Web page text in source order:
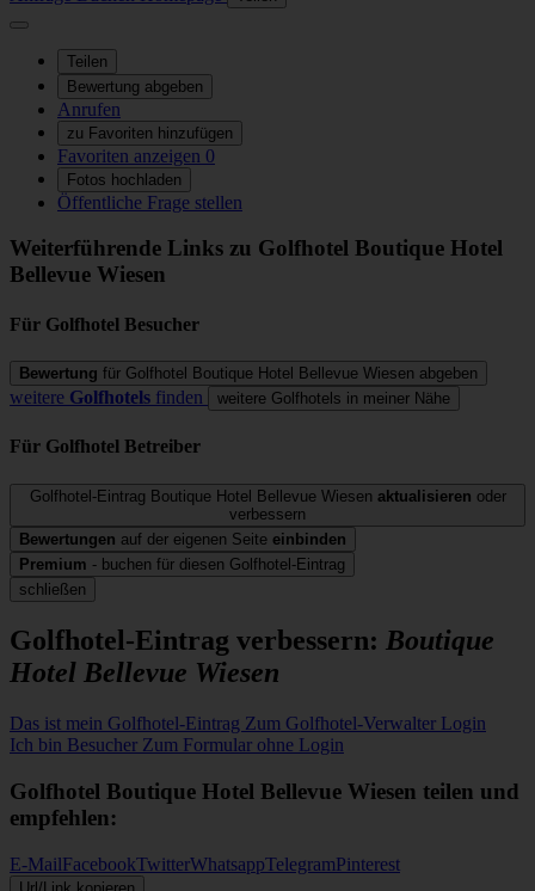
Teilen
Bewertung abgeben
Anrufen
zu Favoriten hinzufügen
Favoriten anzeigen 0
Fotos hochladen
Öffentliche Frage stellen
Weiterführende Links zu Golfhotel Boutique Hotel
Bellevue Wiesen
Für Golfhotel Besucher
Bewertung für Golfhotel Boutique Hotel Bellevue Wiesen abgeben
weitere Golfhotels finden weitere Golfhotels in meiner Nähe
Für Golfhotel Betreiber
Golfhotel-Eintrag Boutique Hotel Bellevue Wiesen aktualisieren oder
verbessern
Bewertungen auf der eigenen Seite einbinden
Premium - buchen für diesen Golfhotel-Eintrag
schließen
Golfhotel-Eintrag verbessern: Boutique
Hotel Bellevue Wiesen
Das ist mein Golfhotel-Eintrag Zum Golfhotel-Verwalter Login
Ich bin Besucher Zum Formular ohne Login
Golfhotel Boutique Hotel Bellevue Wiesen teilen und
empfehlen:
E-MailFacebookTwitterWhatsappTelegramPinterest